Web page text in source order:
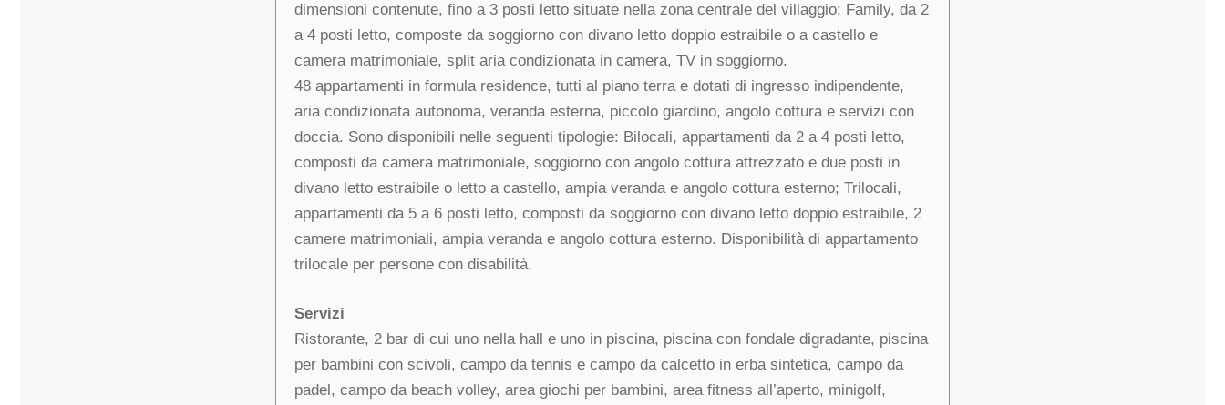
dimensioni contenute, fino a 3 posti letto situate nella zona centrale del villaggio; Family, da 2
a 4 posti letto, composte da soggiorno con divano letto doppio estraibile o a castello e
camera matrimoniale, split aria condizionata in camera, TV in soggiorno.
48 appartamenti in formula residence, tutti al piano terra e dotati di ingresso indipendente,
aria condizionata autonoma, veranda esterna, piccolo giardino, angolo cottura e servizi con
doccia. Sono disponibili nelle seguenti tipologie: Bilocali, appartamenti da 2 a 4 posti letto,
composti da camera matrimoniale, soggiorno con angolo cottura attrezzato e due posti in
divano letto estraibile o letto a castello, ampia veranda e angolo cottura esterno; Trilocali,
appartamenti da 5 a 6 posti letto, composti da soggiorno con divano letto doppio estraibile, 2
camere matrimoniali, ampia veranda e angolo cottura esterno. Disponibilità di appartamento
trilocale per persone con disabilità.
Servizi
Ristorante, 2 bar di cui uno nella hall e uno in piscina, piscina con fondale digradante, piscina
per bambini con scivoli, campo da tennis e campo da calcetto in erba sintetica, campo da
padel, campo da beach volley, area giochi per bambini, area fitness all’aperto, minigolf,